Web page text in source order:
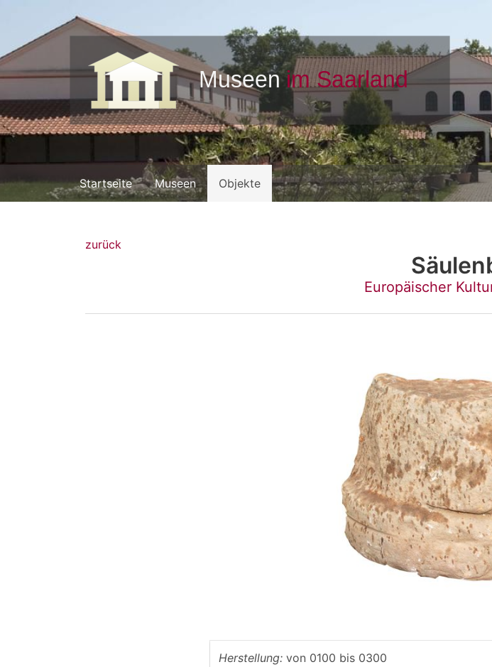
Startseite Museen Objekte
zurück
Europäischer
Herstellung: von 0100 bis 0300